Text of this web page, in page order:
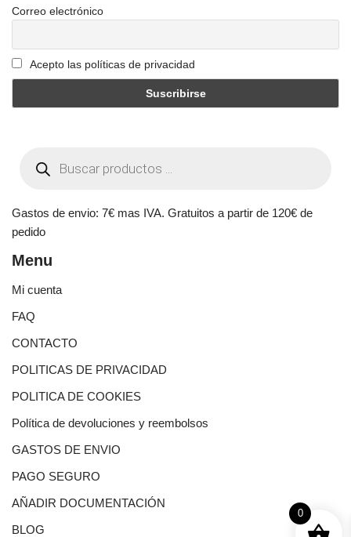
Correo electrónico
Acepto las políticas de privacidad
Gastos de envio: 7€ mas IVA. Gratuitos a partir de 120€ de
pedido
Menu
Mi cuenta
FAQ
CONTACTO
POLITICAS DE PRIVACIDAD
POLITICA DE COOKIES
Política de devoluciones y reembolsos
GASTOS DE ENVIO
PAGO SEGURO
AÑADIR DOCUMENTACIÓN
BLOG
0